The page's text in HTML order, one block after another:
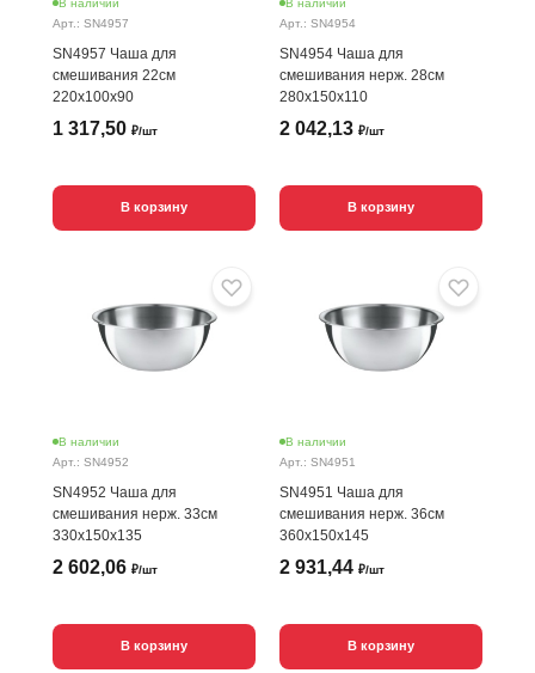
Арт.: SN4957
SN4957 Чаша для
смешивания 22см
220х100х90
1 317,50 ₽/шт
В корзину
Арт.: SN4954
SN4954 Чаша для
смешивания нерж. 28см
280х150х110
2 042,13 ₽/шт
В корзину
В наличии
Арт.: SN4952
SN4952 Чаша для
смешивания нерж. 33см
330х150х135
2 602,06 ₽/шт
В корзину
В наличии
Арт.: SN4951
SN4951 Чаша для
смешивания нерж. 36см
360х150х145
2 931,44 ₽/шт
В корзину